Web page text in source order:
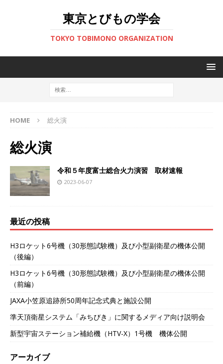
東京とびもの学会
TOKYO TOBIMONO ORGANIZATION
HOME 総火演
総火演
令和５年度富士総合火力演習 取材速報
2023-06-07
最近の投稿
H3ロケット6号機（30形態試験機）及び小型副衛星の機体公開
（後編）
H3ロケット6号機（30形態試験機）及び小型副衛星の機体公開
（前編）
JAXA小笠原追跡所50周年記念式典と施設公開
準天頂衛星システム「みちびき」に関するメディア向け説明会
新型宇宙ステーション補給機（HTV-X）1号機 機体公開
アーカイブ